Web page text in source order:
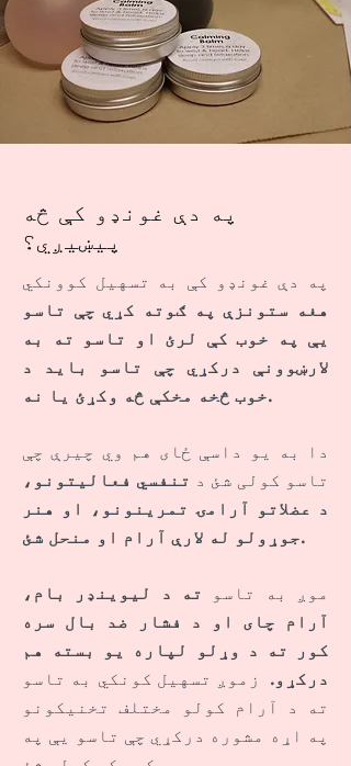
په دې غونډو کې څه
پیښیږي؟
په دې غونډو کې به تسهیل کوونکي
هغه ستونزې په ګوته کړي چې تاسو
یې په خوب کې لرئ او تاسو ته به
لارښوونې درکړي چې تاسو باید د
خوب څخه مخکې څه وکړئ یا نه.
دا به یو داسې ځای هم وي چیرې چې
تاسو کولی شئ د تنفسي فعالیتونو،
د عضلاتو آرامۍ تمرینونو، او هنر
جوړولو له لارې آرام او منحل شئ.
موږ به تاسو ته د لیوینډر بام،
آرام چای او د فشار ضد بال سره
کور ته د وړلو لپاره یو بسته هم
درکړو. زموږ تسهیل کونکي به تاسو
ته د آرام کولو مختلف تخنیکونو
په اړه مشوره درکړي چې تاسو یې په